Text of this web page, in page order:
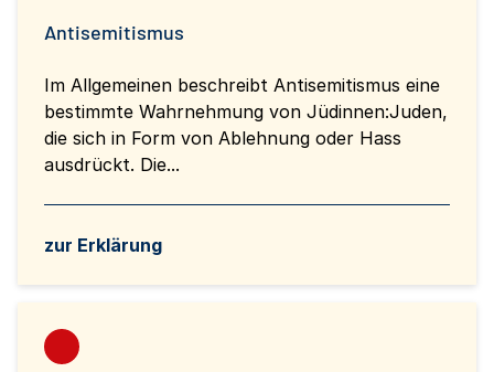
Antisemitismus
Im Allgemeinen beschreibt Antisemitismus eine
bestimmte Wahrnehmung von Jüdinnen:Juden,
die sich in Form von Ablehnung oder Hass
ausdrückt. Die...
zur Erklärung